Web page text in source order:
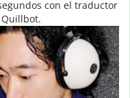
con el traductor